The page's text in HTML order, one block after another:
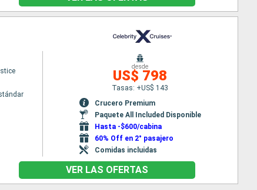
desde
US$ 798
Tasas: +US$ 143
Crucero Premium
Paquete All Included Disponible
Hasta -$600/cabina
60% Off en 2° pasajero
Comidas incluidas
VER LAS OFERTAS